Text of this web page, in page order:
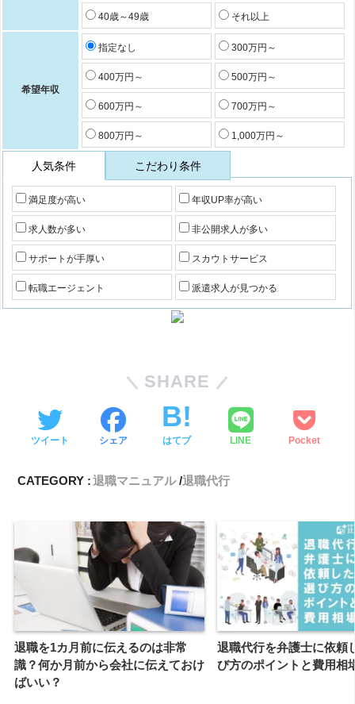
40歳～49歳 それ以上
希望年収
指定なし 300万円～
400万円～ 500万円～
600万円～ 700万円～
800万円～ 1,000万円～
人気条件 こだわり条件
満足度が高い 年収UP率が高い
求人数が多い 非公開求人が多い
サポートが手厚い スカウトサービス
転職エージェント 派遣求人が見つかる
SHARE
ツイート シェア はてブ LINE Pocket
CATEGORY :退職マニュアル 退職代行
退職を1カ月前に伝えるのは非常
識？何か月前から会社に伝えておけ
ばいい？
退職代行を弁護士に依頼
び方のポイントと費用相